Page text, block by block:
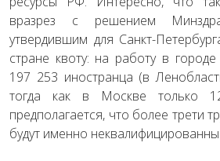
вразрез с решением
утвердившим для Санкт-
стране квоту: на работу в городе
197 253 иностранца (в
тогда как в Москве только
предполагается, что более трети
будут именно